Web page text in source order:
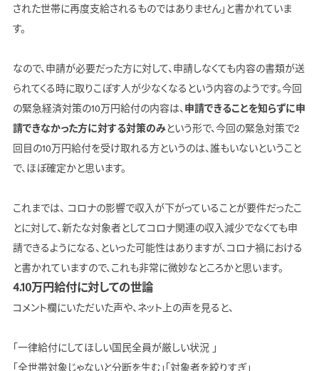
された世帯に再度支給されるものではありません」と書かれていま
す。
なので、申請が必要だった方に対して、申請しなくても内容の書類が送
られてくる時に取りこぼす人が少なくなるという内容のようです。今回
の緊急経済対策の10万円給付の内容は、 申請できることを知らずに申
請できなかった方に対する対策のみという形で、今回の緊急対策で2
回目の10万円給付を受け取れる方というのは、誰もいないということ
で、ほぼ確定かと思います。
これまでは、 コロナの影響で収入が下がっていることが要件だったこ
とに対して、新たな対象者としてコロナ関連の収入減少でなくても申
請できるようになる、といった可能性はありますが、コロナ禍における
と書かれていますので、これも非常に微妙なところかと思います。
4.10万円給付に対しての世論
コメント欄にいただいた声や、ネット上の声を見ると、
「一律給付にしてほしい国民全員が厳しい状況 」
「全世帯対象じゃないと分断を生む」「対象者を絞りすぎ」